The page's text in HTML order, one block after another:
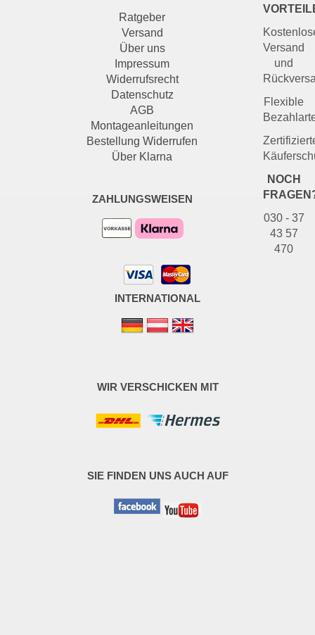
Versand
und
Flexible
NOCH
030 - 37
43 57
470
Ratgeber
Versand
Über uns
Impressum
Widerrufsrecht
Datenschutz
AGB
Montageanleitungen
Bestellung Widerrufen
Über Klarna
ZAHLUNGSWEISEN
INTERNATIONAL
WIR VERSCHICKEN MIT
SIE FINDEN UNS AUCH AUF